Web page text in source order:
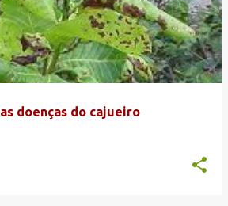
doenças do cajueiro